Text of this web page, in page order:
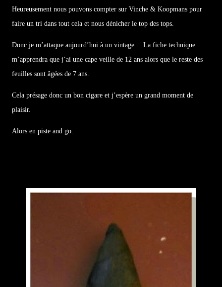
Heureusement nous pouvons compter sur Vinche & Koopmans pour
faire un tri dans tout cela et nous dénicher le top des tops.
Donc je m’attaque aujourd’hui à un vintage… La fiche technique
m’apprendra que j’ai une cape veille de 12 ans alors que le reste des
feuilles sont âgées de 7 ans.
Cela présage donc un bon cigare et j’espère un grand moment de
plaisir.
Alors en piste and go.